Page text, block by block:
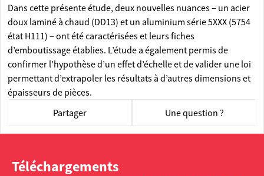
Dans cette présente étude, deux nouvelles nuances – un acier
doux laminé à chaud (DD13) et un aluminium série 5XXX (5754
état H111) – ont été caractérisées et leurs fiches
d’emboutissage établies. L’étude a également permis de
confirmer l’hypothèse d’un effet d’échelle et de valider une loi
permettant d’extrapoler les résultats à d’autres dimensions et
épaisseurs de pièces.
Partager
Une question ?
Téléchargements